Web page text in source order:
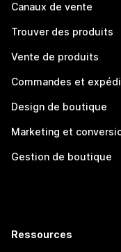
Canaux de vente
Trouver des produits
Vente de produits
Commandes et
Design de boutique
Marketing et
Gestion de boutique
Ressources